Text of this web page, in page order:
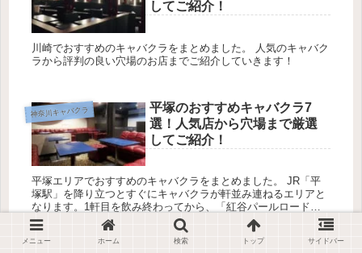
してご紹介！
川崎でおすすめのキャバクラをまとめました。 人気のキャバク
ラから評判の良い穴場のお店までご紹介していきます！
神奈川キャバクラ
平塚のおすすめキャバクラ7
選！人気店から穴場まで厳選
してご紹介！
平塚エリアでおすすめのキャバクラをまとめました。 JR「平
塚駅」を降り立つとすぐにキャバクラが軒並み連ねるエリアと
なります。1軒目を飲み終わってから、「紅谷パールロード」
やふらっと通りを歩くだけで素敵な二件目に出会えますよ。 人
気の...
メニュー ホーム 検索 トップ サイドバー